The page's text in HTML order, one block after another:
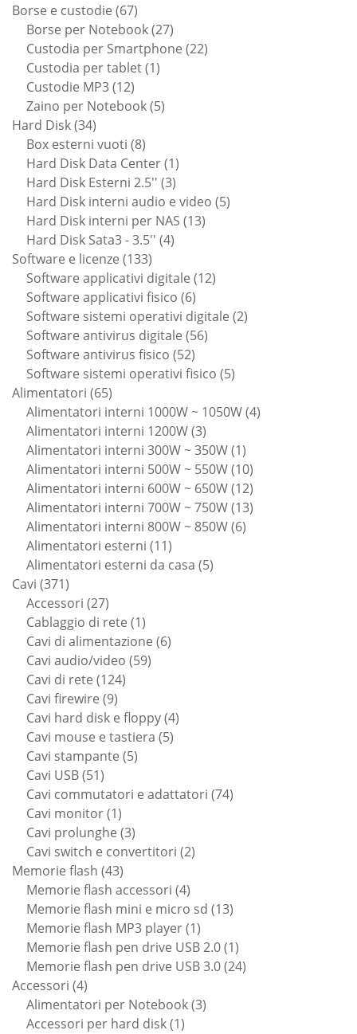
Borse e custodie 6767
prodotti
Borse per Notebook 2727
prodotti
Custodia per Smartphone 2222
Custodia per tablet 11
Custodie MP3 1212
prodotti
Zaino per Notebook 55
Hard Disk 3434
prodotti
Box esterni vuoti 88
prodotti
Hard Disk Data Center 11
prodotto
Hard Disk Esterni 2.5'' 33
prodotti
Hard Disk interni audio e video 55
Hard Disk interni per NAS 1313
Hard Disk Sata3 - 3.5'' 44
Software e licenze 133133
prodotti
Software applicativi digitale 1212
Software applicativi fisico 66
prodotti
Software sistemi operativi digitale 22
Software antivirus digitale 5656
Software antivirus fisico 5252
prodotti
Software sistemi operativi fisico 55
Alimentatori 6565
prodotti
Alimentatori interni 1000W ~ 1050W 44
Alimentatori interni 1200W 33
prodotti
Alimentatori interni 300W ~ 350W 11
prodotto
Alimentatori interni 500W ~ 550W 1010
prodotti
Alimentatori interni 600W ~ 650W 1212
prodotti
Alimentatori interni 700W ~ 750W 1313
Alimentatori interni 800W ~ 850W 66
Alimentatori esterni 1111
prodotti
Alimentatori esterni da casa 55
Cavi 371371
prodotti
Accessori 2727
prodotti
Cablaggio di rete 11
prodotto
Cavi di alimentazione 66
Cavi audio/video 5959
Cavi di rete 124124
Cavi firewire 99
prodotti
Cavi hard disk e floppy 44
Cavi mouse e tastiera 55
Cavi stampante 55
Cavi USB 5151
prodotti
Cavi commutatori e adattatori 7474
Cavi monitor 11
prodotto
Cavi prolunghe 33
prodotti
Cavi switch e convertitori 22
Memorie flash 4343
prodotti
Memorie flash accessori 44
prodotti
Memorie flash mini e micro sd 1313
Memorie flash MP3 player 11
prodotto
Memorie flash pen drive USB 2.0 11
prodotto
Memorie flash pen drive USB 3.0 2424
Accessori 44
prodotti
Alimentatori per Notebook 33
Accessori per hard disk 11